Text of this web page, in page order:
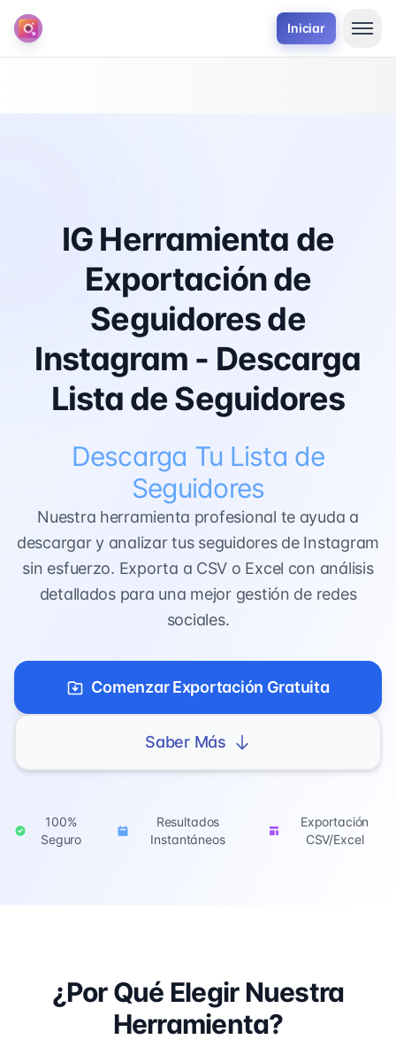
Iniciar
IG Herramienta de
Exportación de
Seguidores de
Instagram - Descarga
Lista de Seguidores
Descarga Tu Lista de
Seguidores
Nuestra herramienta profesional te ayuda a
descargar y analizar tus seguidores de Instagram
sin esfuerzo. Exporta a CSV o Excel con análisis
detallados para una mejor gestión de redes
sociales.
Comenzar Exportación Gratuita
Saber Más
100%
Seguro
Resultados
Instantáneos
Exportación
CSV/Excel
¿Por Qué Elegir Nuestra
Herramienta?